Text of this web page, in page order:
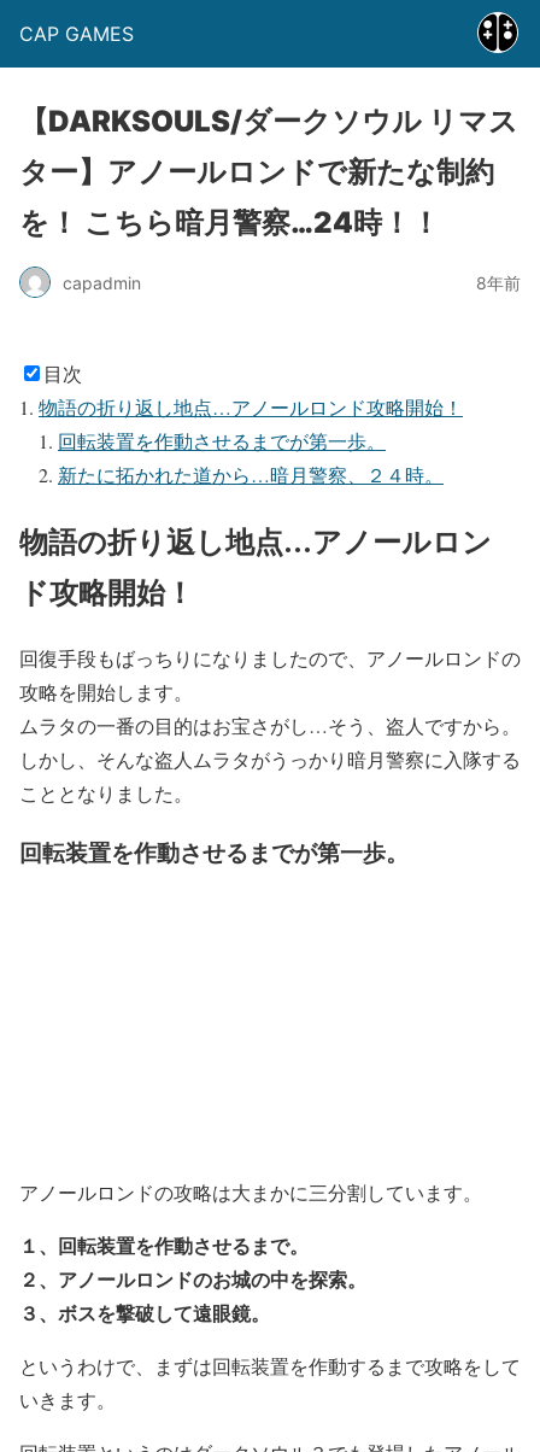
CAP GAMES
【DARKSOULS/ダークソウル リマス
ター】アノールロンドで新たな制約
を！ こちら暗月警察…24時！！
capadmin 8年前
目次
物語の折り返し地点…アノールロンド攻略開始！
回転装置を作動させるまでが第一歩。
新たに拓かれた道から…暗月警察、２４時。
物語の折り返し地点…アノールロン
ド攻略開始！
回復手段もばっちりになりましたので、アノールロンドの
攻略を開始します。
ムラタの一番の目的はお宝さがし…そう、盗人ですから。
しかし、そんな盗人ムラタがうっかり暗月警察に入隊する
こととなりました。
回転装置を作動させるまでが第一歩。
アノールロンドの攻略は大まかに三分割しています。
１、回転装置を作動させるまで。
２、アノールロンドのお城の中を探索。
３、ボスを撃破して遠眼鏡。
というわけで、まずは回転装置を作動するまで攻略をして
いきます。